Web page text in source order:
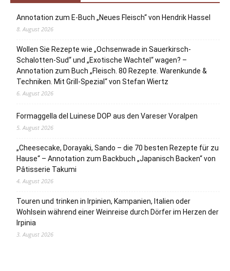
Annotation zum E-Buch „Neues Fleisch“ von Hendrik Hassel
8. August 2026
Wollen Sie Rezepte wie „Ochsenwade in Sauerkirsch-
Schalotten-Sud“ und „Exotische Wachtel“ wagen? –
Annotation zum Buch „Fleisch. 80 Rezepte. Warenkunde &
Techniken. Mit Grill-Spezial“ von Stefan Wiertz
6. August 2026
Formaggella del Luinese DOP aus den Vareser Voralpen
5. August 2026
„Cheesecake, Dorayaki, Sando – die 70 besten Rezepte für zu
Hause“ – Annotation zum Backbuch „Japanisch Backen“ von
Pâtisserie Takumi
4. August 2026
Touren und trinken in Irpinien, Kampanien, Italien oder
Wohlsein während einer Weinreise durch Dörfer im Herzen der
Irpinia
3. August 2026